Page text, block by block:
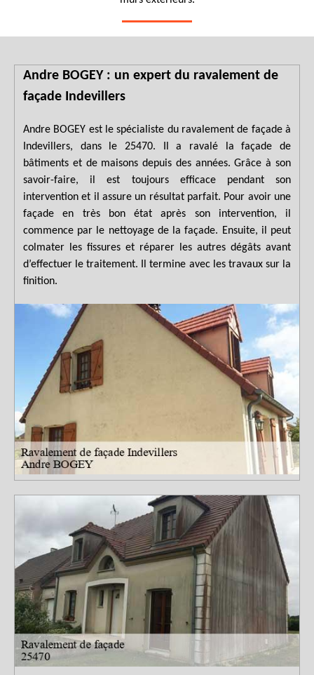
Andre BOGEY : un expert du ravalement de
façade Indevillers
Andre BOGEY est le spécialiste du ravalement de façade à
Indevillers, dans le 25470. Il a ravalé la façade de
bâtiments et de maisons depuis des années. Grâce à son
savoir-faire, il est toujours efficace pendant son
intervention et il assure un résultat parfait. Pour avoir une
façade en très bon état après son intervention, il
commence par le nettoyage de la façade. Ensuite, il peut
colmater les fissures et réparer les autres dégâts avant
d’effectuer le traitement. Il termine avec les travaux sur la
finition.